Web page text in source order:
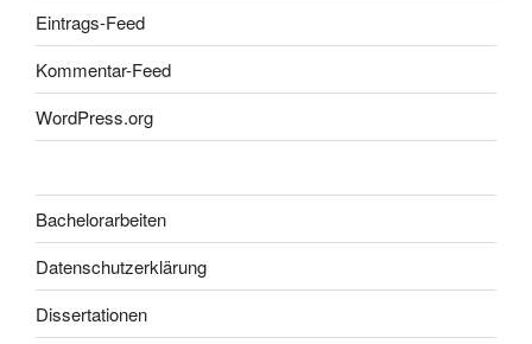
Eintrags-Feed
Kommentar-Feed
WordPress.org
Bachelorarbeiten
Datenschutzerklärung
Dissertationen